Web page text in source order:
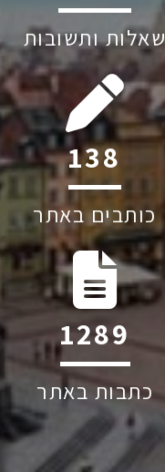
שאלות ותשובות
230
כותבים באתר
2144
כתבות באתר